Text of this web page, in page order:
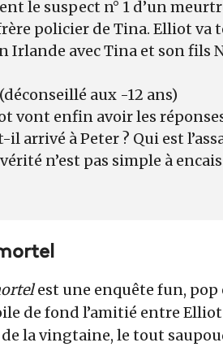
le suspect n° 1 d’un
policier de Tina. Elliot
Irlande avec Tina et son fils
(déconseillé aux -12 ans)
vont enfin avoir les
il arrivé à Peter ? Qui est
n’est pas simple à
est une enquête fun, pop
de fond l’amitié entre Elliot
la vingtaine, le tout